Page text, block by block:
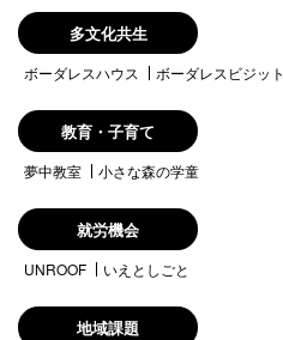
多文化共生
ボーダレスハウス ボーダレスビジット
教育・子育て
夢中教室 小さな森の学童
就労機会
UNROOF いえとしごと
地域課題